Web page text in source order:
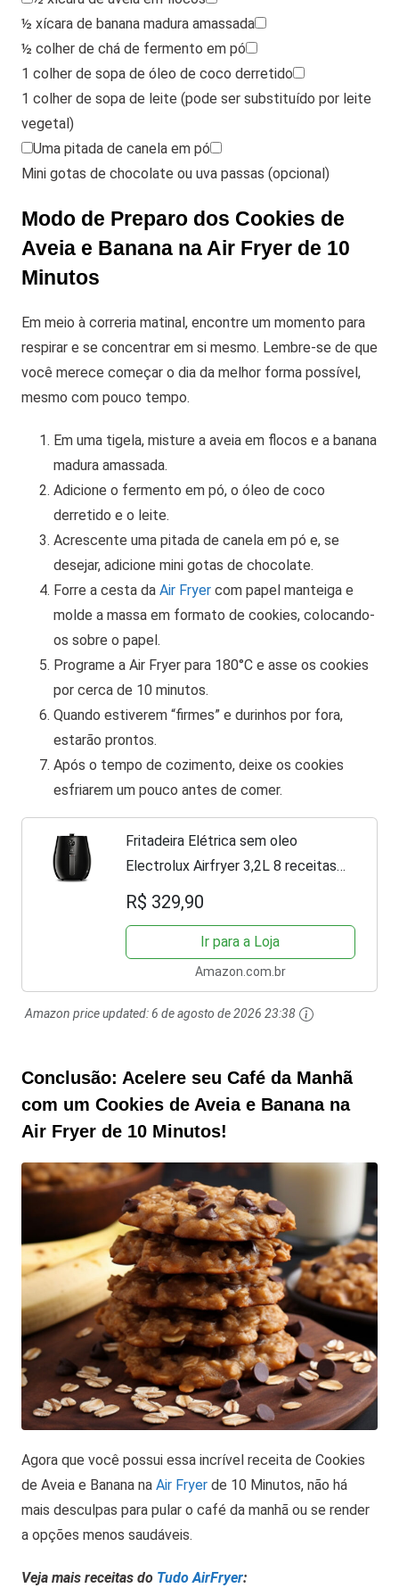
½ xícara de banana madura amassada
½ colher de chá de fermento em pó
1 colher de sopa de óleo de coco derretido
1 colher de sopa de leite (pode ser substituído por leite
vegetal)
Uma pitada de canela em pó
Mini gotas de chocolate ou uva passas (opcional)
Modo de Preparo dos Cookies de
Aveia e Banana na Air Fryer de 10
Minutos
Em meio à correria matinal, encontre um momento para
respirar e se concentrar em si mesmo. Lembre-se de que
você merece começar o dia da melhor forma possível,
mesmo com pouco tempo.
Em uma tigela, misture a aveia em flocos e a banana
madura amassada.
Adicione o fermento em pó, o óleo de coco
derretido e o leite.
Acrescente uma pitada de canela em pó e, se
desejar, adicione mini gotas de chocolate.
Forre a cesta da Air Fryer com papel manteiga e
molde a massa em formato de cookies, colocando-
os sobre o papel.
Programe a Air Fryer para 180°C e asse os cookies
por cerca de 10 minutos.
Quando estiverem “firmes” e durinhos por fora,
estarão prontos.
Após o tempo de cozimento, deixe os cookies
esfriarem um pouco antes de comer.
Fritadeira Elétrica sem oleo
Electrolux Airfryer 3,2L 8 receitas
pré-sugeridas desligamento
automático time sonoro 1400W
EAF10 preta 127v por Rita Lobo
R$ 329,90
Ir para a Loja
Amazon.com.br
Amazon price updated:6 de agosto de 2026 23:38
Conclusão: Acelere seu Café da Manhã
com um Cookies de Aveia e Banana na
Air Fryer de 10 Minutos!
Agora que você possui essa incrível receita de Cookies
de Aveia e Banana na Air Fryer de 10 Minutos, não há
mais desculpas para pular o café da manhã ou se render
a opções menos saudáveis.
Veja mais receitas do Tudo AirFryer: